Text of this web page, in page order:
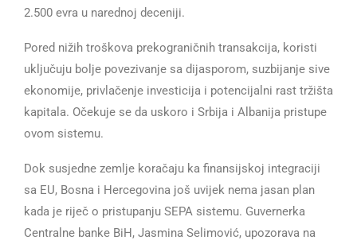
2.500 evra u narednoj deceniji.
Pored nižih troškova prekograničnih transakcija, koristi
uključuju bolje povezivanje sa dijasporom, suzbijanje sive
ekonomije, privlačenje investicija i potencijalni rast tržišta
kapitala. Očekuje se da uskoro i Srbija i Albanija pristupe
ovom sistemu.
Dok susjedne zemlje koračaju ka finansijskoj integraciji
sa EU, Bosna i Hercegovina još uvijek nema jasan plan
kada je riječ o pristupanju SEPA sistemu. Guvernerka
Centralne banke BiH, Jasmina Selimović, upozorava na